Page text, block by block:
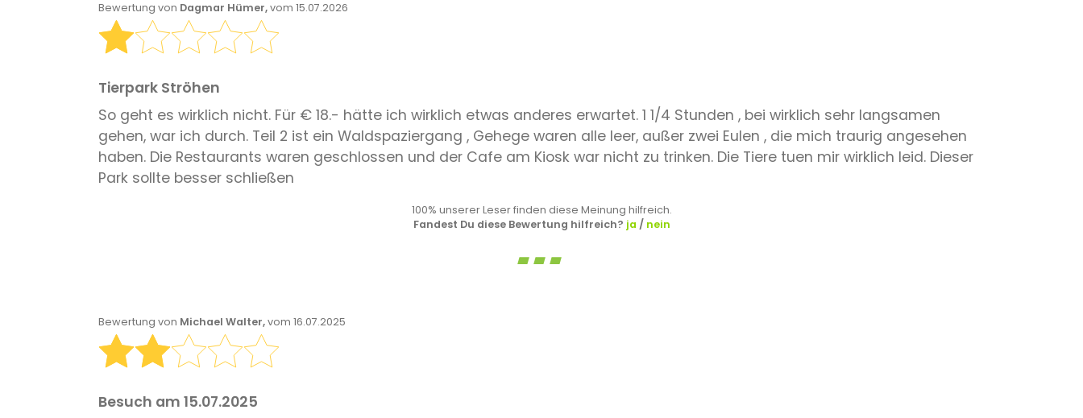
Bewertung von Dagmar Hümer,vom 15.07.2026
Tierpark Ströhen
So geht es wirklich nicht. Für € 18.- hätte ich wirklich etwas anderes erwartet. 1 1/4 Stunden , bei wirklich sehr langsamen
gehen, war ich durch. Teil 2 ist ein Waldspaziergang , Gehege waren alle leer, außer zwei Eulen , die mich traurig angesehen
haben. Die Restaurants waren geschlossen und der Cafe am Kiosk war nicht zu trinken. Die Tiere tuen mir wirklich leid. Dieser
Park sollte besser schließen
100% unserer Leser finden diese Meinung hilfreich.
Fandest Du diese Bewertung hilfreich? ja / nein
Bewertung von Michael Walter,vom 16.07.2025
Besuch am 15.07.2025